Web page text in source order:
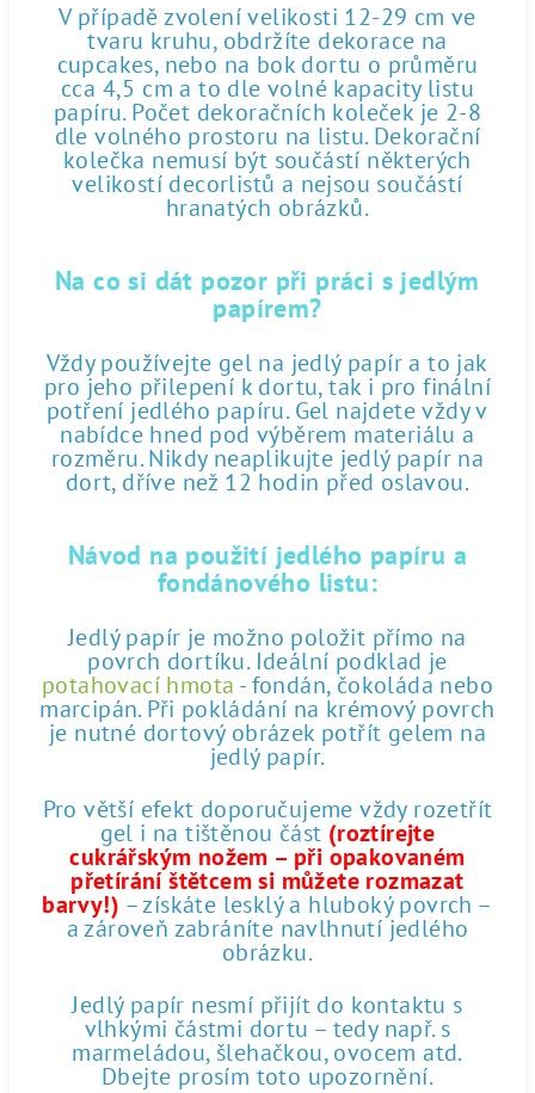
V případě zvolení velikosti 12-29 cm ve
tvaru kruhu, obdržíte dekorace na
cupcakes, nebo na bok dortu o průměru
cca 4,5 cm a to dle volné kapacity listu
papíru. Počet dekoračních koleček je 2-8
dle volného prostoru na listu. Dekorační
kolečka nemusí být součástí některých
velikostí decorlistů a nejsou součástí
hranatých obrázků.
Na co si dát pozor při práci s jedlým
papírem?
Vždy používejte gel na jedlý papír a to jak
pro jeho přilepení k dortu, tak i pro finální
potření jedlého papíru. Gel najdete vždy v
nabídce hned pod výběrem materiálu a
rozměru. Nikdy neaplikujte jedlý papír na
dort, dříve než 12 hodin před oslavou.
Návod na použití jedlého papíru a
fondánového listu:
Jedlý papír je možno položit přímo na
povrch dortíku. Ideální podklad je
potahovací hmota - fondán, čokoláda nebo
marcipán. Při pokládání na krémový povrch
je nutné dortový obrázek potřít gelem na
jedlý papír.
Pro větší efekt doporučujeme vždy rozetřít
gel i na tištěnou část (roztírejte
cukrářským nožem – při opakovaném
přetírání štětcem si můžete rozmazat
barvy!) – získáte lesklý a hluboký povrch –
a zároveň zabráníte navlhnutí jedlého
obrázku.
Jedlý papír nesmí přijít do kontaktu s
vlhkými částmi dortu – tedy např. s
marmeládou, šlehačkou, ovocem atd.
Dbejte prosím toto upozornění.